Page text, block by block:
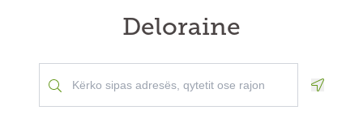
Deloraine